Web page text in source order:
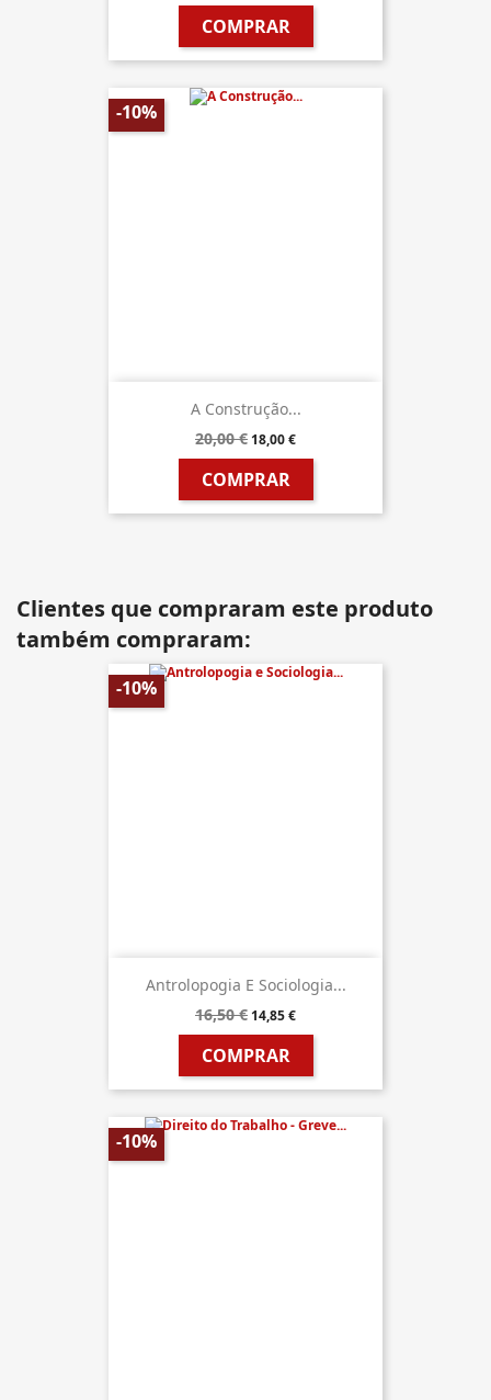
COMPRAR
A Construção...
20,00 € 18,00 €
COMPRAR
-10%
Clientes que compraram este produto
também compraram:
Antrolopogia E Sociologia...
16,50 € 14,85 €
COMPRAR
-10%
-10%